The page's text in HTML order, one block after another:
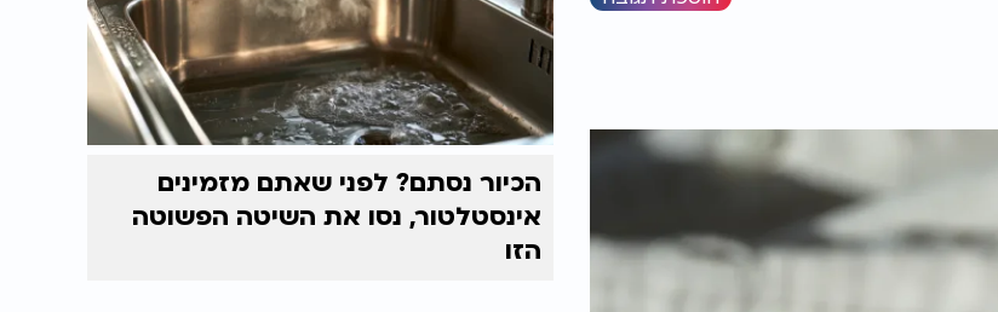
הכיור נסתם? לפני שאתם מזמינים
אינסטלטור, נסו את השיטה הפשוטה
הזו